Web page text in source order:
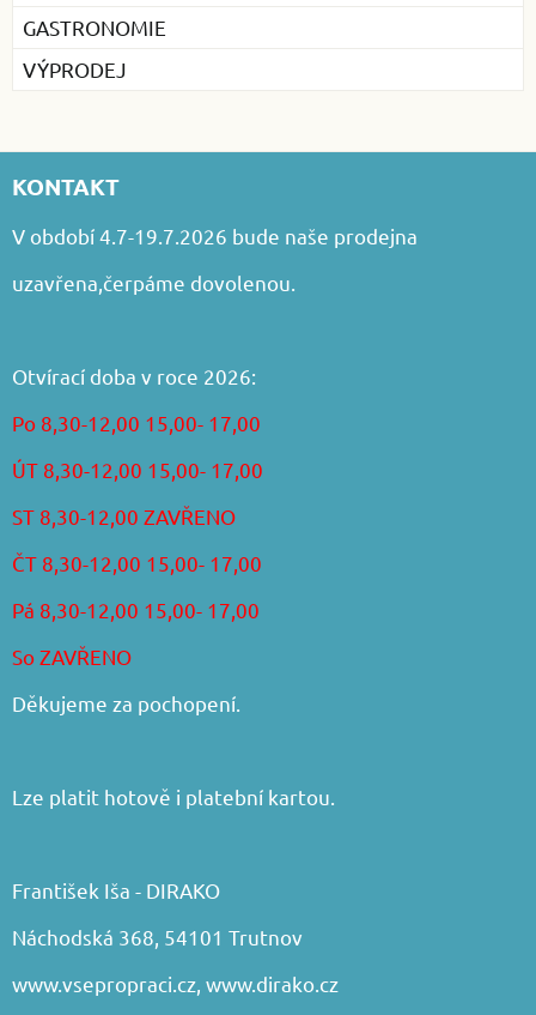
GASTRONOMIE
VÝPRODEJ
KONTAKT
V období 4.7-19.7.2026 bude naše prodejna
uzavřena,čerpáme dovolenou.
Otvírací doba v roce 2026:
Po 8,30-12,00 15,00- 17,00
ÚT 8,30-12,00 15,00- 17,00
ST 8,30-12,00 ZAVŘENO
ČT 8,30-12,00 15,00- 17,00
Pá 8,30-12,00 15,00- 17,00
So ZAVŘENO
Děkujeme za pochopení.
Lze platit hotově i platební kartou.
František Iša - DIRAKO
Náchodská 368, 54101 Trutnov
www.vsepropraci.cz www.dirako.cz